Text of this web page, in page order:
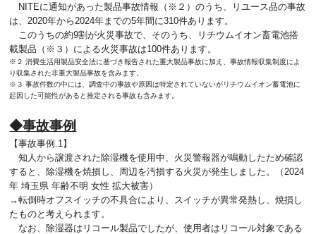
NITEに通知があった製品事故情報（※２）のうち、リユース品の事故
は、2020年から2024年までの5年間に310件あります。
このうちの約9割が火災事故で、そのうち、リチウムイオン畜電池搭
載製品（※３）による火災事故は100件あります。
※２ 消費生活用製品安全法に基づき報告された重大製品事故に加え、事故情報収集制度によ
り収集された非重大製品事故を含みます。
※３ 事故件数の中には、調査中の事故や原因は特定されていないがリチウムイオン蓄電池に
起因した可能性があると推定される事故も含みます。
◆事故事例
【事故事例.1】
知人から譲渡された除湿機を使用中、火災警報器が鳴動したため確認
すると、除湿機を焼損し、周辺を汚損する火災が発生しました。（2024
年 埼玉県 年齢不明 女性 拡大被害）
→転倒時オフスイッチの不具合により、スイッチが異常発熱し、焼損し
たものと考えられます。
なお、除湿器はリコール製品でしたが、使用者はリコール対象である